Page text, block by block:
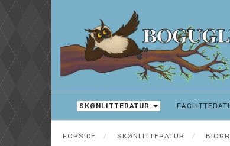
SKØNLITTERATUR
FORSIDE SKØNLITTERATUR